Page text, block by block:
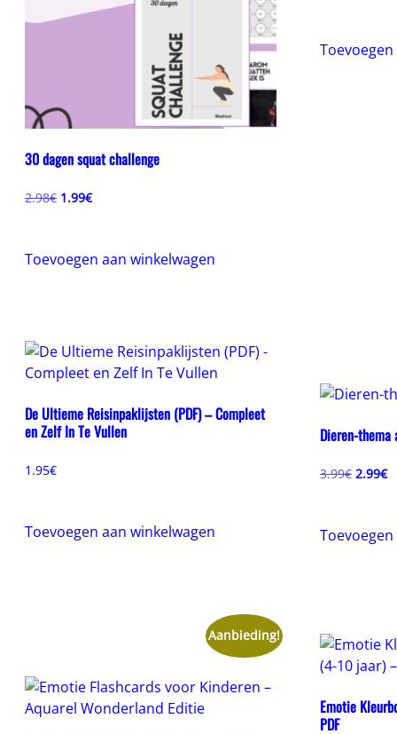
30 dagen squat challenge
2.98€ Oorspronkelijke
1.99€Huidige
Toevoegen aan winkelwagen
De Ultieme Reisinpaklijsten (PDF) – Compleet
en Zelf In Te Vullen
1.95€
Toevoegen aan winkelwagen
Dieren-
3.99€ 2.99€
Aanbieding!
Emotie
PDF